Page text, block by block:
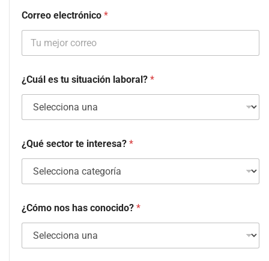
Correo electrónico *
¿Cuál es tu situación laboral? *
¿Qué sector te interesa? *
¿Cómo nos has conocido? *